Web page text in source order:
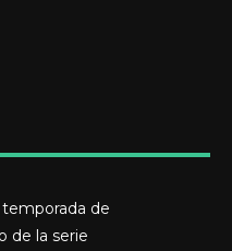
de
de la serie